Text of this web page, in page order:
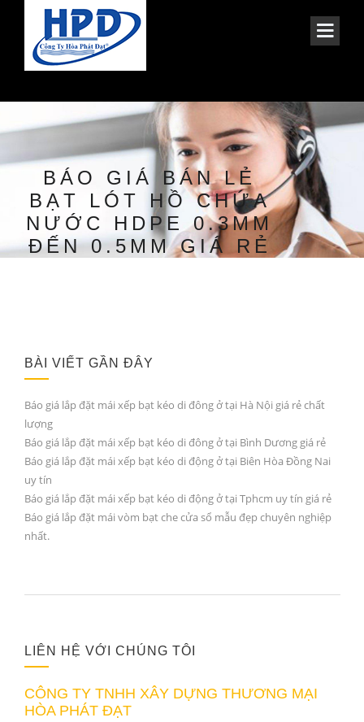
BÁO GIÁ BÁN LẺ
BẠT LÓT HỒ CHỨA
NƯỚC HDPE 0.3MM
ĐẾN 0.5MM GIÁ RẺ
BÀI VIẾT GẦN ĐÂY
Báo giá lắp đặt mái xếp bạt kéo di đông ở tại Hà Nội giá rẻ chất
lượng
Báo giá lắp đặt mái xếp bạt kéo di đông ở tại Bình Dương giá rẻ
Báo giá lắp đặt mái xếp bạt kéo di động ở tại Biên Hòa Đồng Nai
uy tín
Báo giá lắp đặt mái xếp bạt kéo di động ở tại Tphcm uy tín giá rẻ
Báo giá lắp đặt mái vòm bạt che cửa sổ mẫu đẹp chuyên nghiệp
nhất.
LIÊN HỆ VỚI CHÚNG TÔI
CÔNG TY TNHH XÂY DỰNG THƯƠNG MẠI
HÒA PHÁT ĐẠT